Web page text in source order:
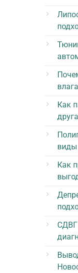
Как
виды
Как
СДВГ